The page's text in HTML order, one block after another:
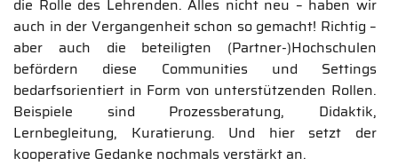
die Rolle des Lehrenden. Alles nicht neu – haben wir
auch in der Vergangenheit schon so gemacht! Richtig –
aber auch die beteiligten (Partner-)Hochschulen
befördern diese Communities und Settings
bedarfsorientiert in Form von unterstützenden Rollen.
Beispiele sind Prozessberatung, Didaktik,
Lernbegleitung, Kuratierung. Und hier setzt der
kooperative Gedanke nochmals verstärkt an.